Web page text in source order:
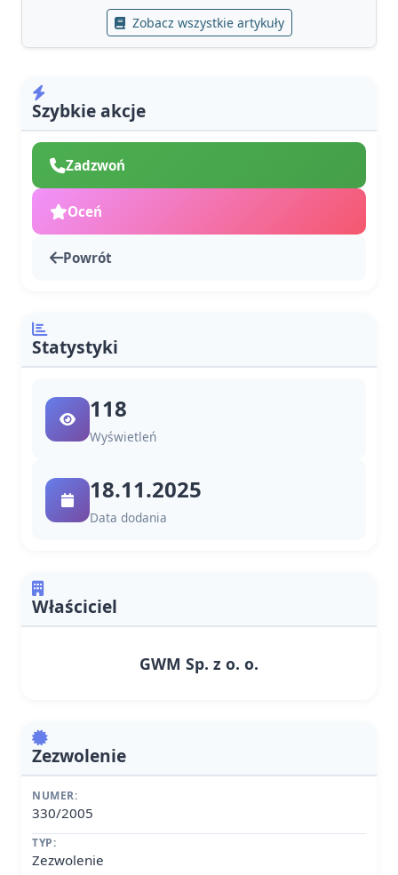
Zobacz wszystkie artykuły
Szybkie akcje
Zadzwoń
Oceń
Powrót
Statystyki
118
Wyświetleń
18.11.2025
Data dodania
Właściciel
GWM Sp. z o. o.
Zezwolenie
NUMER:
330/2005
TYP:
Zezwolenie